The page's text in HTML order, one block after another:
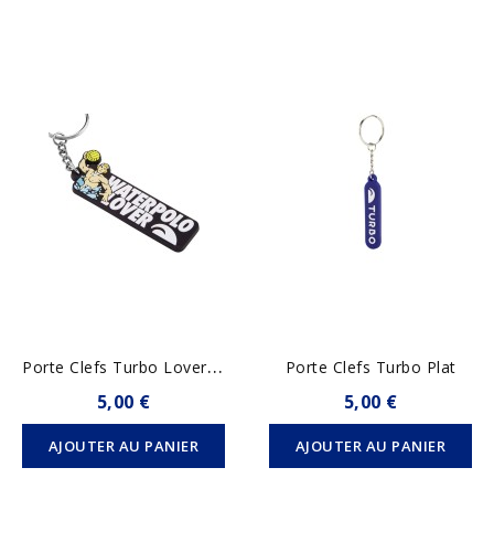
P
Orte Clefs Turbo Lover Chico
5,00 €
AJOUTER AU PANIER
Porte Clefs Turbo Plat
5,00 €
AJOUTER AU PANIER